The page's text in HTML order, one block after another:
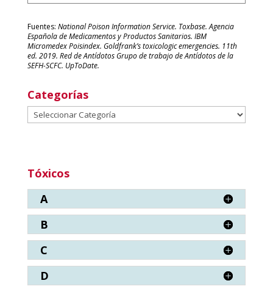
Fuentes: National Poison Information Service. Toxbase. Agencia
Española de Medicamentos y Productos Sanitarios. IBM
Micromedex Poisindex. Goldfrank’s toxicologic emergencies. 11th
ed. 2019. Red de Antídotos Grupo de trabajo de Antídotos de la
SEFH-SCFC. UpToDate.
Categorías
Categorías
Tóxicos
A
B
C
D